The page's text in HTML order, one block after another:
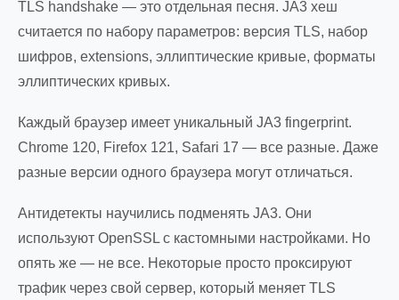
TLS handshake — это отдельная песня. JA3 хеш
считается по набору параметров: версия TLS, набор
шифров, extensions, эллиптические кривые, форматы
эллиптических кривых.
Каждый браузер имеет уникальный JA3 fingerprint.
Chrome 120, Firefox 121, Safari 17 — все разные. Даже
разные версии одного браузера могут отличаться.
Антидетекты научились подменять JA3. Они
используют OpenSSL с кастомными настройками. Но
опять же — не все. Некоторые просто проксируют
трафик через свой сервер, который меняет TLS